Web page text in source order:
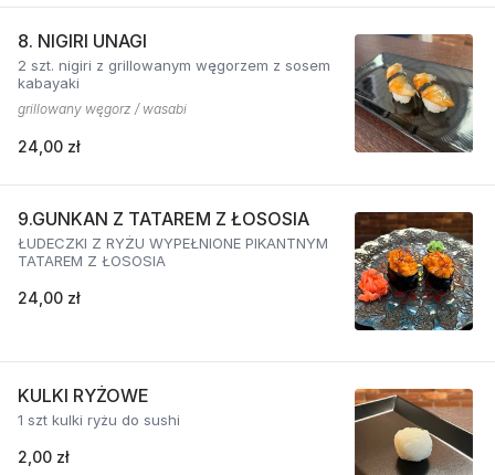
8. NIGIRI UNAGI
2 szt. nigiri z grillowanym węgorzem z sosem
kabayaki
grillowany węgorz / wasabi
24,00 zł
9.GUNKAN Z TATAREM Z ŁOSOSIA
ŁUDECZKI Z RYŻU WYPEŁNIONE PIKANTNYM
TATAREM Z ŁOSOSIA
24,00 zł
KULKI RYŻOWE
1 szt kulki ryżu do sushi
2,00 zł